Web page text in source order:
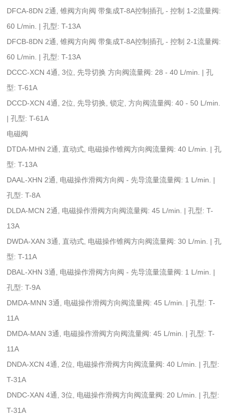
DFCA-8DN 2通, 锥阀方向阀 带集成T-8A控制插孔 - 控制 1-2流量阀:
60 L/min. | 孔型: T-13A
DFCB-8DN 2通, 锥阀方向阀 带集成T-8A控制插孔 - 控制 2-1流量阀:
60 L/min. | 孔型: T-13A
DCCC-XCN 4通, 3位, 先导切换 方向阀流量阀: 28 - 40 L/min. | 孔
型: T-61A
DCCD-XCN 4通, 2位, 先导切换, 锁定, 方向阀流量阀: 40 - 50 L/min.
| 孔型: T-61A
电磁阀
DTDA-MHN 2通, 直动式, 电磁操作锥阀方向阀流量阀: 40 L/min. | 孔
型: T-13A
DAAL-XHN 2通, 电磁操作滑阀方向阀 - 先导流量流量阀: 1 L/min. |
孔型: T-8A
DLDA-MCN 2通, 电磁操作滑阀方向阀流量阀: 45 L/min. | 孔型: T-
13A
DWDA-XAN 3通, 直动式, 电磁操作锥阀方向阀流量阀: 30 L/min. | 孔
型: T-11A
DBAL-XHN 3通, 电磁操作滑阀方向阀 - 先导流量流量阀: 1 L/min. |
孔型: T-9A
DMDA-MNN 3通, 电磁操作滑阀方向阀流量阀: 45 L/min. | 孔型: T-
11A
DMDA-MAN 3通, 电磁操作滑阀方向阀流量阀: 45 L/min. | 孔型: T-
11A
DNDA-XCN 4通, 2位, 电磁操作滑阀方向阀流量阀: 40 L/min. | 孔型:
T-31A
DNDC-XAN 4通, 3位, 电磁操作滑阀方向阀流量阀: 20 L/min. | 孔型:
T-31A